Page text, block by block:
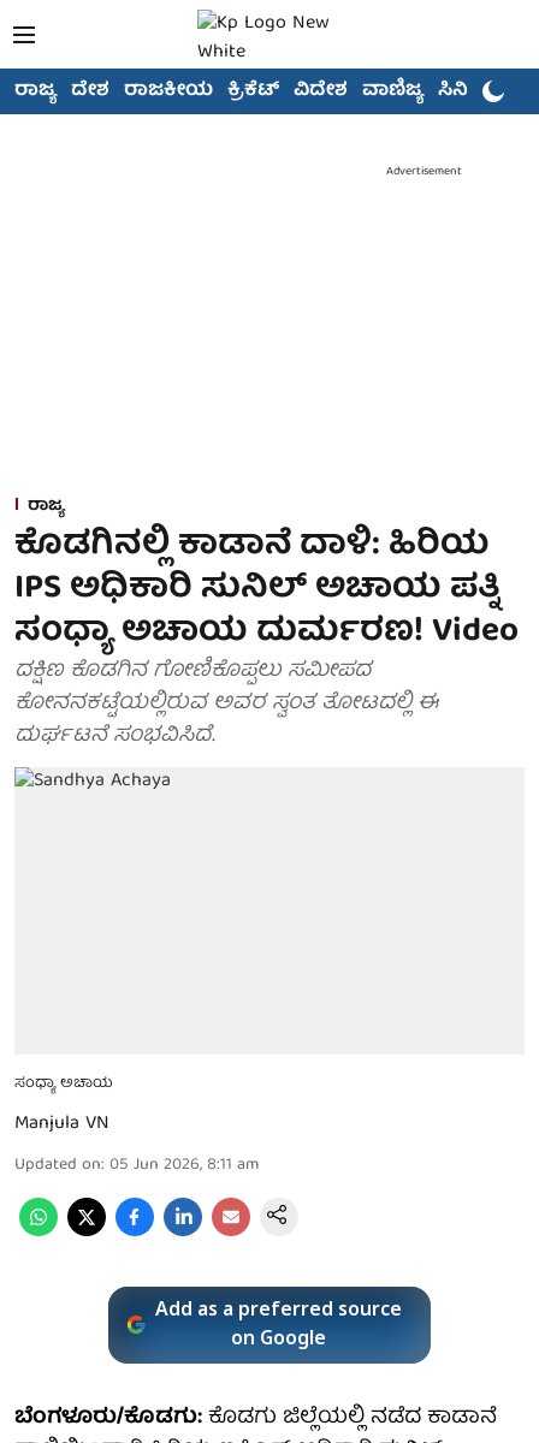
ರಾಜ್ಯ ದೇಶ ರಾಜಕೀಯ ಕ್ರಿಕೆಟ್ ವಿದೇಶ ವಾಣಿಜ್ಯ ಸಿನಿಮಾ
Advertisement
ರಾಜ್ಯ
ಕೊಡಗಿನಲ್ಲಿ ಕಾಡಾನೆ ದಾಳಿ: ಹಿರಿಯ
IPS ಅಧಿಕಾರಿ ಸುನಿಲ್ ಅಚಾಯ ಪತ್ನಿ
ಸಂಧ್ಯಾ ಅಚಾಯ ದುರ್ಮರಣ! Video
ದಕ್ಷಿಣ ಕೊಡಗಿನ ಗೋಣಿಕೊಪ್ಪಲು ಸಮೀಪದ
ಕೋನನಕಟ್ಟೆಯಲ್ಲಿರುವ ಅವರ ಸ್ವಂತ ತೋಟದಲ್ಲಿ ಈ
ದುರ್ಘಟನೆ ಸಂಭವಿಸಿದೆ.
ಸಂಧ್ಯಾ ಅಚಾಯ
Manjula VN
Updated on: 05 Jun 2026, 8:11 am
Add as a preferred source
on Google
ಬೆಂಗಳೂರು/ಕೊಡಗು:ಕೊಡಗು ಜಿಲ್ಲೆಯಲ್ಲಿ ನಡೆದ ಕಾಡಾನೆ